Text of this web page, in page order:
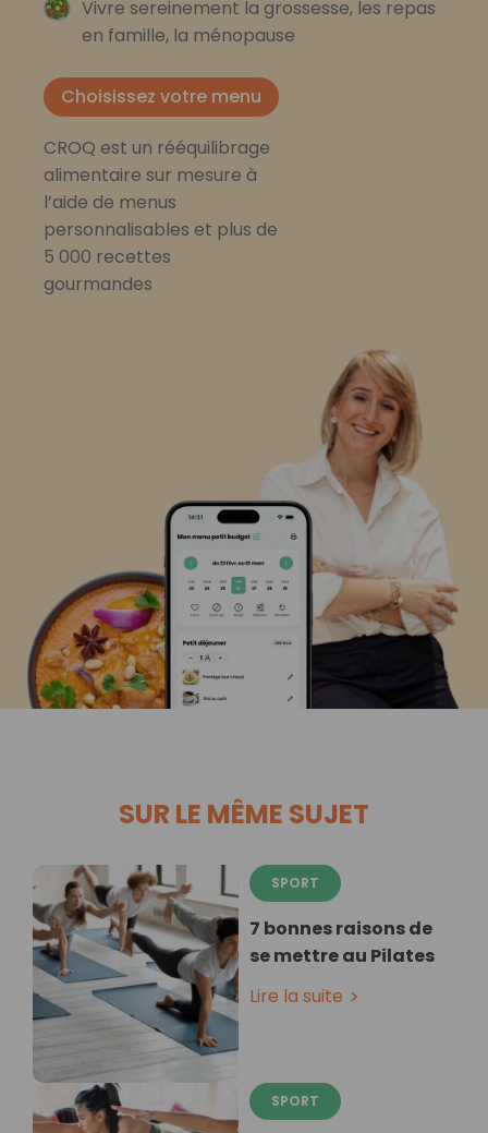
Vivre sereinement la grossesse, les repas
en famille, la ménopause
Choisissez votre menu
CROQ est un rééquilibrage
alimentaire sur mesure à
l’aide de menus
personnalisables et plus de
5 000 recettes
gourmandes
SUR LE MÊME SUJET
SPORT
7 bonnes raisons de
se mettre au Pilates
Lire la suite
SPORT